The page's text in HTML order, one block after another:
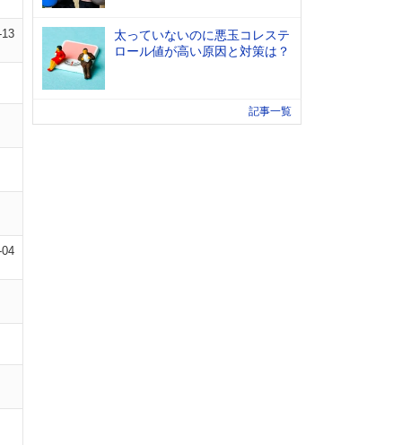
太っていないのに悪玉コレステ
ロール値が高い原因と対策は？
記事一覧